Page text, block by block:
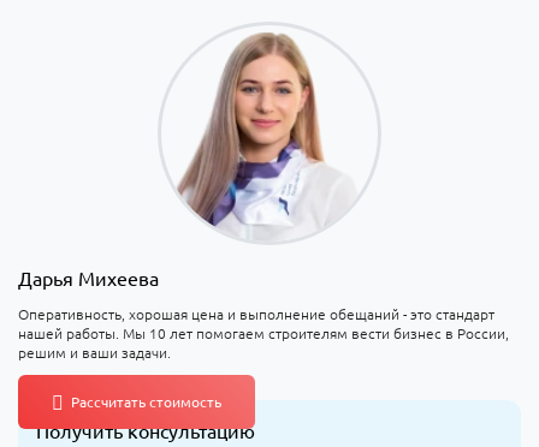
Дарья Михеева
Оперативность, хорошая цена и выполнение обещаний - это стандарт
нашей работы. Мы 10 лет помогаем строителям вести бизнес в России,
решим и ваши задачи.
Получить консультацию